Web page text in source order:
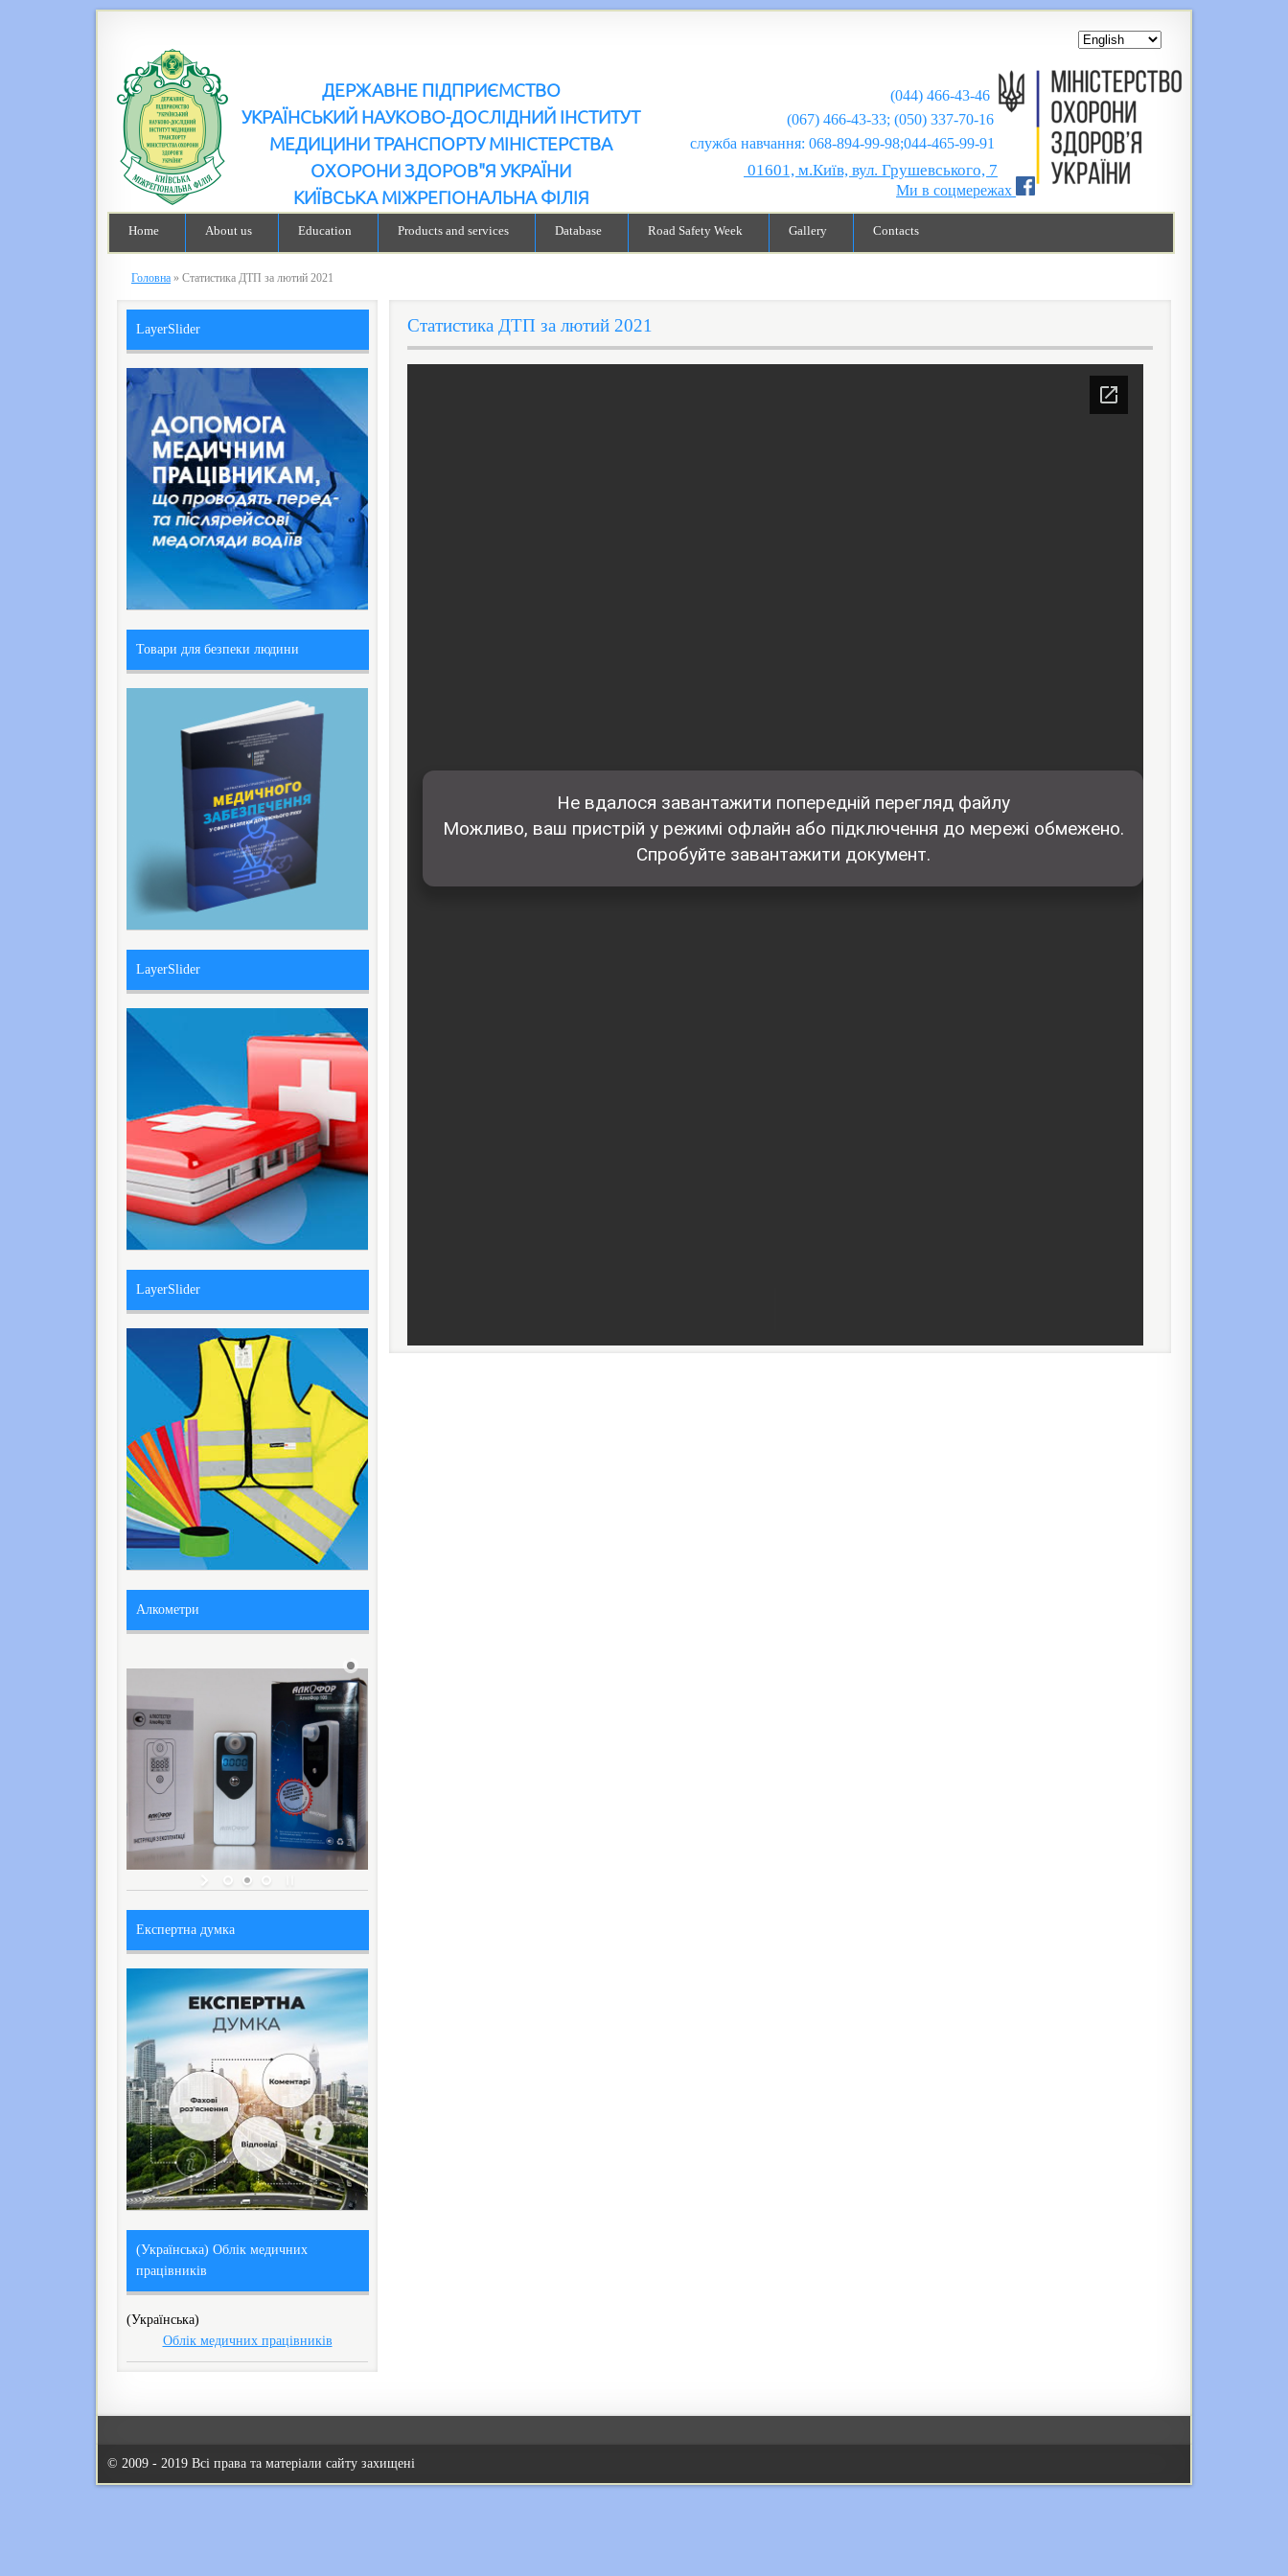
ДЕРЖАВНЕ ПІДПРИЄМСТВО
УКРАЇНСЬКИЙ НАУКОВО-ДОСЛІДНИЙ ІНСТИТУТ
МЕДИЦИНИ ТРАНСПОРТУ МІНІСТЕРСТВА
ОХОРОНИ ЗДОРОВ"Я УКРАЇНИ
КИЇВСЬКА МІЖРЕГІОНАЛЬНА ФІЛІЯ
(044) 466-43-46
(067) 466-43-33; (050) 337-70-16
служба навчання: 068-894-99-98;044-465-99-91
01601, м.Київ, вул. Грушевського, 7
Ми в соцмережах
Home About us Education Products and services Database Road Safety Week Gallery Contacts
Головна » Статистика ДТП за лютий 2021
Статистика ДТП за лютий 2021
LayerSlider
Товари для безпеки людини
LayerSlider
LayerSlider
Алкометри
Експертна думка
(Українська) Облік медичних
працівників
(Українська)
Облік медичних працівників
© 2009 - 2019 Всі права та матеріали сайту захищені